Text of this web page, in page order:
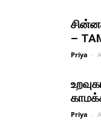
–
Priya -
Priya -